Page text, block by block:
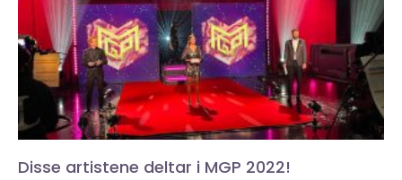
Disse artistene deltar i MGP 2022!